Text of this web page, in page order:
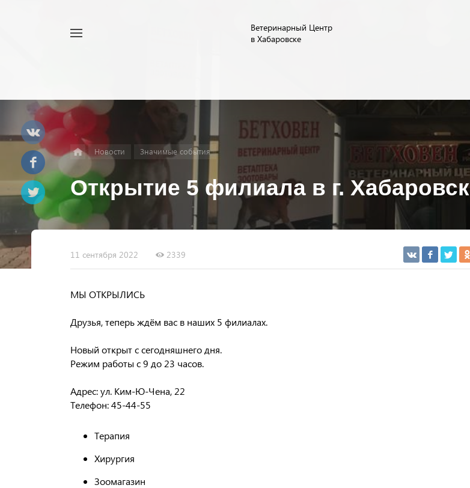
Ветеринарный Центр
в Хабаровске
Новости Значимые события
Открытие 5 филиала в г. Хабаровск
11 сентября 2022 2339
МЫ ОТКРЫЛИСЬ
Друзья, теперь ждём вас в наших 5 филиалах.
Новый открыт с сегодняшнего дня.
Режим работы с 9 до 23 часов.
Адрес: ул. Ким-Ю-Чена, 22
Телефон: 45-44-55
Терапия
Хирургия
Зоомагазин